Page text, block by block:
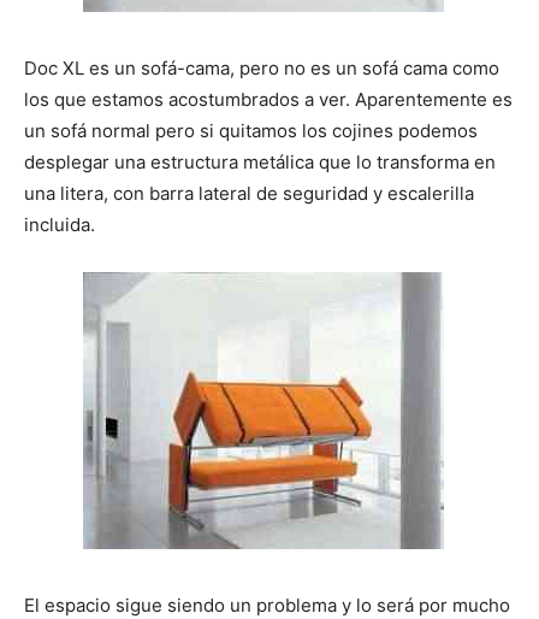
Doc XL es un sofá-cama, pero no es un sofá cama como
los que estamos acostumbrados a ver. Aparentemente es
un sofá normal pero si quitamos los cojines podemos
desplegar una estructura metálica que lo transforma en
una litera, con barra lateral de seguridad y escalerilla
incluida.
El espacio sigue siendo un problema y lo será por mucho